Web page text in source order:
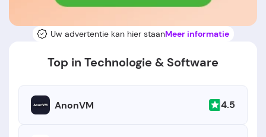
Uw advertentie kan hier staanMeer informatie
Top in Technologie & Software
AnonVM 4.5